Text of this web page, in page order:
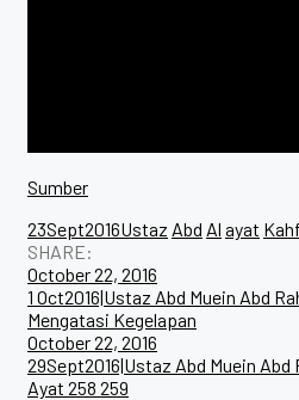
Sumber
23Sept2016Ustaz Abd Al ayat Kahf
SHARE:
Post
navigation
October 22, 2016
1 Oct2016|Ustaz Abd Muein Abd
Mengatasi Kegelapan
October 22, 2016
29Sept2016|Ustaz Abd Muein Abd
Ayat 258 259